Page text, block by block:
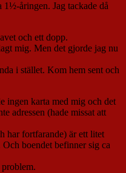
åringen. Jag tackade då
och ett dopp.
mig. Men det gjorde jag nu
i stället. Kom hem sent och
ingen karta med mig och det
adressen (hade missat att
har fortfarande) är ett litet
boendet befinner sig ca